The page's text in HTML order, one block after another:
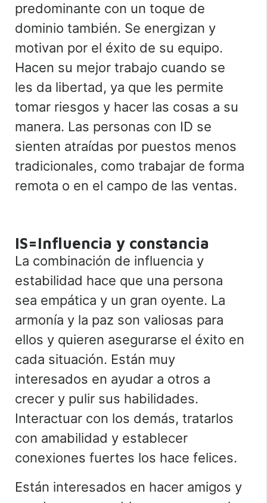
predominante con un toque de
dominio también. Se energizan y
motivan por el éxito de su equipo.
Hacen su mejor trabajo cuando se
les da libertad, ya que les permite
tomar riesgos y hacer las cosas a su
manera. Las personas con ID se
sienten atraídas por puestos menos
tradicionales, como trabajar de forma
remota o en el campo de las ventas.
IS=Influencia y constancia
La combinación de influencia y
estabilidad hace que una persona
sea empática y un gran oyente. La
armonía y la paz son valiosas para
ellos y quieren asegurarse el éxito en
cada situación. Están muy
interesados en ayudar a otros a
crecer y pulir sus habilidades.
Interactuar con los demás, tratarlos
con amabilidad y establecer
conexiones fuertes los hace felices.
Están interesados en hacer amigos y